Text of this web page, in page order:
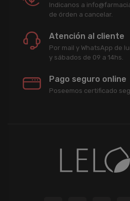
Indicanos a
de órden a cancelar.
Atención al cliente
Por mail y WhatsApp de
y sábados de 09 a 14hs.
Pago seguro online
Poseemos certificado